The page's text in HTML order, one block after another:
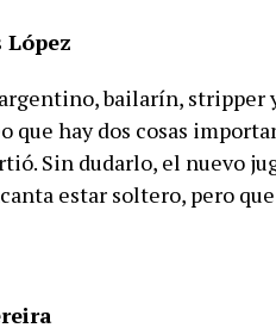
López
bailarín, stripper
que hay dos cosas
Sin dudarlo, el nuevo
estar soltero, pero